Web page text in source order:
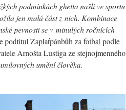
podmínkách ghetta našli ve sportu
jen malá část z nich. Kombinace
pevnosti se v minulých ročnících
Zaplaťpánbůh za fotbal podle
Arnošta Lustiga ze stejnojmenného
umění člověka.